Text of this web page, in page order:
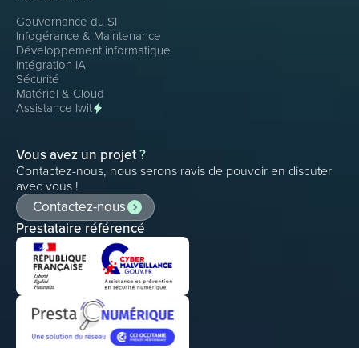
Gouvernance du SI
Infogérance & Maintenance
Développement informatique
Intégration IA
Sécurité
Matériel & Cloud
Assistance Iwit
Vous avez un projet?
Contactez-nous, nous serons ravis de pouvoir en discuter
avec vous !
Contactez-nous
Prestataire référencé